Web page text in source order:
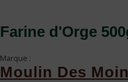
Farine d'Orge
Marque :
Moulin Des